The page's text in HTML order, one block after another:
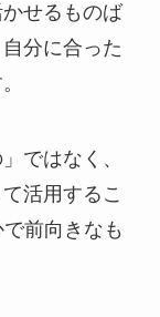
せるものば
分に合った
ではなく、
活用するこ
前向きなも